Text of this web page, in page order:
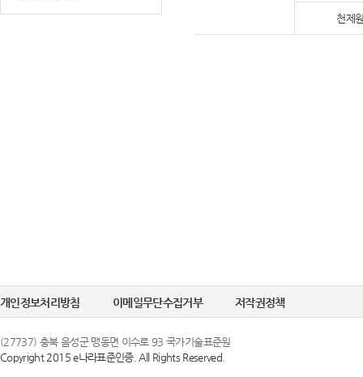
천제
개인정보처리방침 이메일무단수집거부 저작권정책
(27737) 충북 음성군 맹동면 이수로 93 국가기술표준원
Copyright 2015 e나라표준인증. All Rights Reserved.